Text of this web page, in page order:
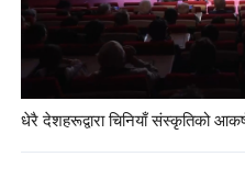
धेरै देशहरूद्वारा चिनियाँ संस्कृतिको